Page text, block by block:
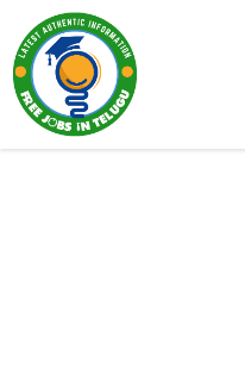
content